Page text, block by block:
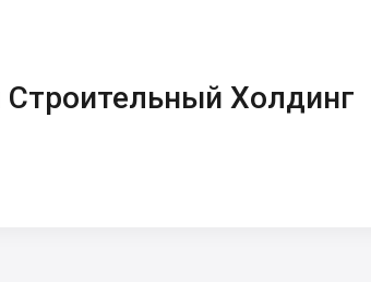
Холдинг